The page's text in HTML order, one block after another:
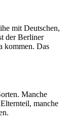
mit Deutschen,
der Berliner
kommen. Das
Manche
manche